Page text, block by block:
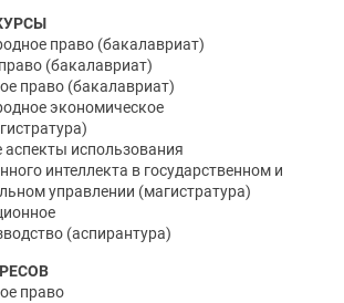
право (бакалавриат)
(бакалавриат)
право (бакалавриат)
экономическое
использования
интеллекта в государственном и
управлении (магистратура)
(аспирантура)
право